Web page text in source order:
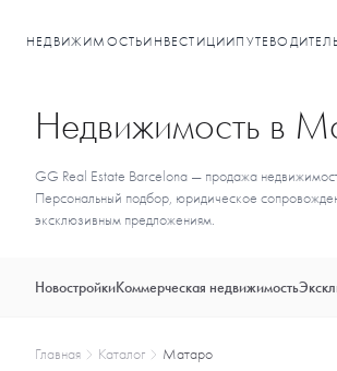
НЕДВИЖИМОСТЬИНВЕСТИЦИИ
Недвижимость в
GG Real Estate Barcelona — продажа
Персональный подбор, юридическое
эксклюзивным предложениям.
НовостройкиКоммерческая недвижимость
Главная Каталог Матаро